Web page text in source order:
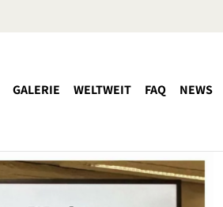
GALERIE WELTWEIT FAQ NEWS